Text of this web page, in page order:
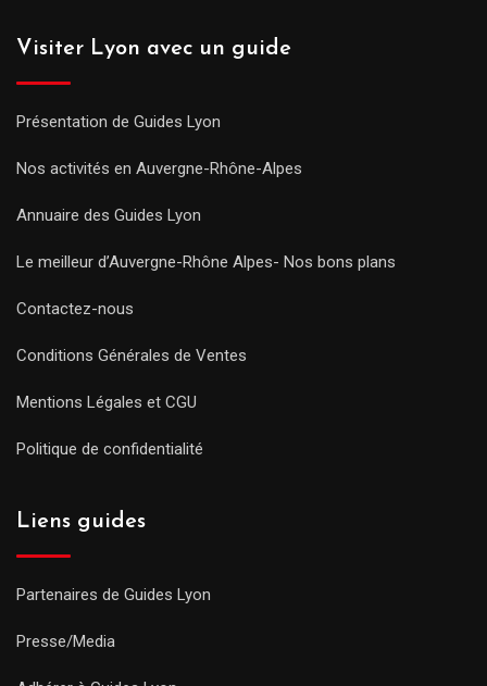
Visiter Lyon avec un guide
Présentation de Guides Lyon
Nos activités en Auvergne-Rhône-Alpes
Annuaire des Guides Lyon
Le meilleur d’Auvergne-Rhône Alpes- Nos bons plans
Contactez-nous
Conditions Générales de Ventes
Mentions Légales et CGU
Politique de confidentialité
Liens guides
Partenaires de Guides Lyon
Presse/Media